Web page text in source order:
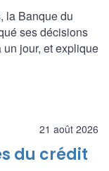
la Banque du
ses décisions
jour, et explique
21 août 2026
du crédit